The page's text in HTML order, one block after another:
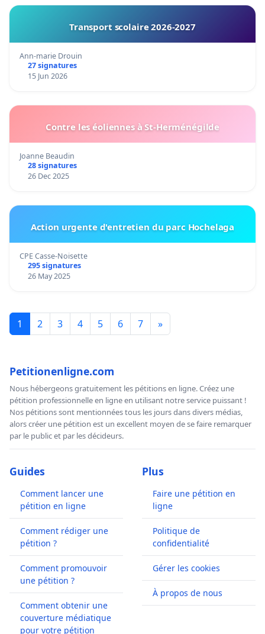
Transport scolaire 2026-2027
Ann-marie Drouin
27 signatures
15 Jun 2026
Contre les éoliennes à St-Herménégilde
Joanne Beaudin
28 signatures
26 Dec 2025
Action urgente d'entretien du parc Hochelaga
CPE Casse-Noisette
295 signatures
26 May 2025
1 2 3 4 5 6 7 »
Petitionenligne.com
Nous hébergeons gratuitement les pétitions en ligne. Créez une
pétition professionnelle en ligne en utilisant notre service puissant !
Nos pétitions sont mentionnées tous les jours dans divers médias,
alors créer une pétition est un excellent moyen de se faire remarquer
par le public et par les décideurs.
Guides
Comment lancer une
pétition en ligne
Comment rédiger une
pétition ?
Comment promouvoir
une pétition ?
Comment obtenir une
couverture médiatique
pour votre pétition
Plus
Faire une pétition en
ligne
Politique de
confidentialité
Gérer les cookies
À propos de nous